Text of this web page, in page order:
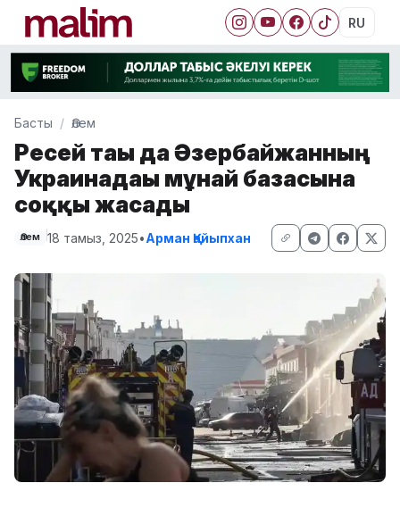
RU
Басты Әлем
Ресей тағы да Әзербайжанның
Украинадағы мұнай базасына
соққы жасады
Әлем 18 тамыз, 2025•Арман Қайыпхан